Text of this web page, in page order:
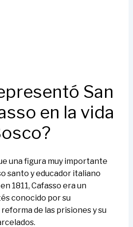
San
en la vida
una figura muy importante
santo y educador italiano
1811, Cafasso era un
conocido por su
de las prisiones y su